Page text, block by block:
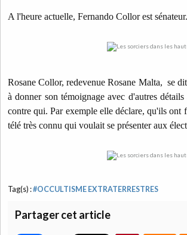
A l'heure actuelle, Fernando Collor est sénateur.
Rosane Collor, redevenue Rosane Malta, se
à donner son témoignage avec d'autres
contre qui. Par exemple elle déclare, qu'ils ont
télé très connu qui voulait se présenter aux
Tag(s) :#OCCULTISME EXTRATERRESTRES
Partager cet article